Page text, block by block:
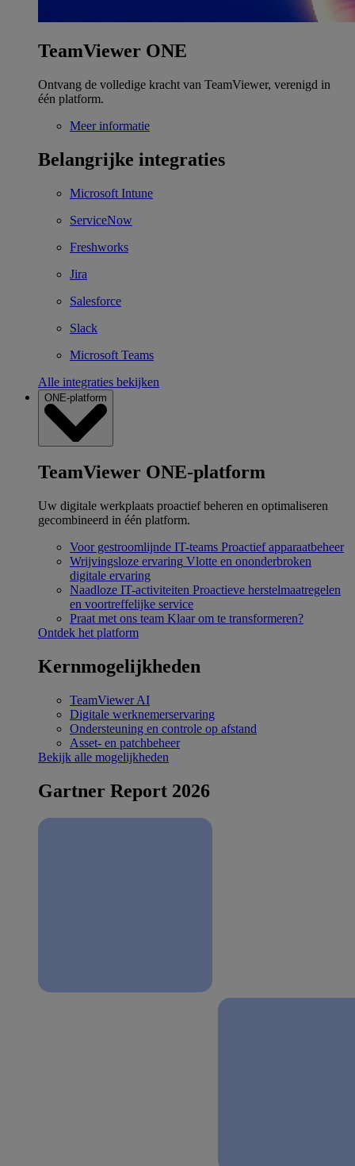
TeamViewer ONE
Ontvang de volledige kracht van TeamViewer, verenigd in
één platform.
Meer informatie
Belangrijke integraties
Microsoft Intune
ServiceNow
Freshworks
Jira
Salesforce
Slack
Microsoft Teams
Alle integraties bekijken
ONE-platform
TeamViewer ONE-platform
Uw digitale werkplaats proactief beheren en optimaliseren
gecombineerd in één platform.
Voor gestroomlijnde IT-teams Proactief apparaatbeheer
Wrijvingsloze ervaring Vlotte en ononderbroken
digitale ervaring
Naadloze IT-activiteiten Proactieve herstelmaatregelen
en voortreffelijke service
Praat met ons team Klaar om te transformeren?
Ontdek het platform
Kernmogelijkheden
TeamViewer AI
Digitale werknemerservaring
Ondersteuning en controle op afstand
Asset- en patchbeheer
Bekijk alle mogelijkheden
Gartner Report 2026